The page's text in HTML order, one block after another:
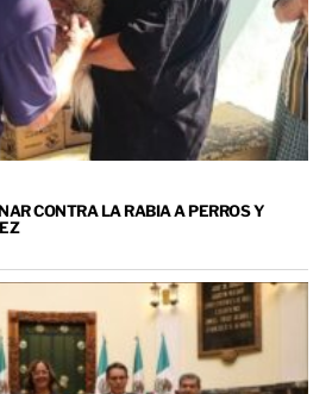
CONTRA LA RABIA A PERROS Y